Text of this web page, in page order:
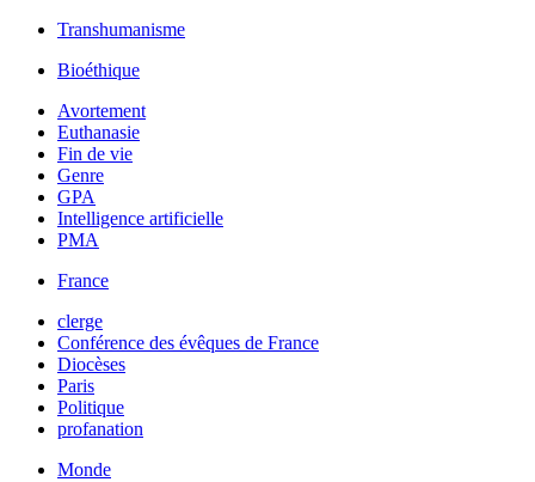
Transhumanisme
Bioéthique
Avortement
Euthanasie
Fin de vie
Genre
GPA
Intelligence artificielle
PMA
France
clerge
Conférence des évêques de France
Diocèses
Paris
Politique
profanation
Monde